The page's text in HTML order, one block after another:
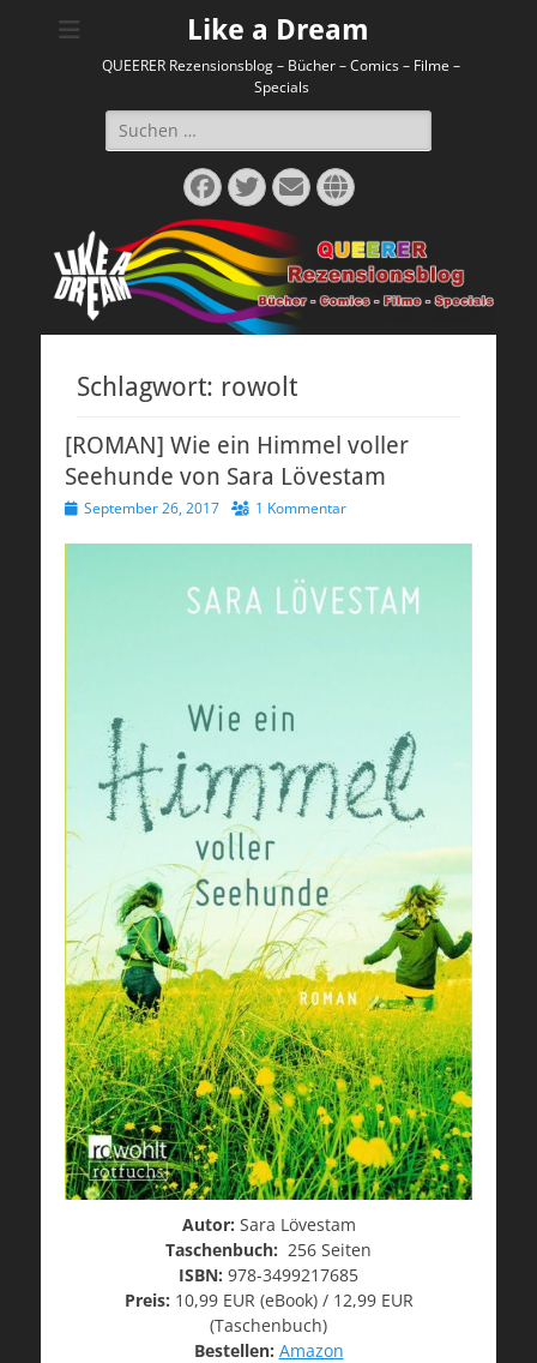
Like a Dream
QUEERER Rezensionsblog – Bücher – Comics – Filme –
Specials
Suchen
nach:
Facebook
Twitter
E-
Mail
Website
Schlagwort: rowolt
[ROMAN] Wie ein Himmel voller
Seehunde von Sara Lövestam
Veröffentlicht
September 26, 2017 1 Kommentar
Autor: Sara Lövestam
Taschenbuch: 256 Seiten
ISBN: 978-3499217685
Preis: 10,99 EUR (eBook) / 12,99 EUR
(Taschenbuch)
Bestellen: Amazon